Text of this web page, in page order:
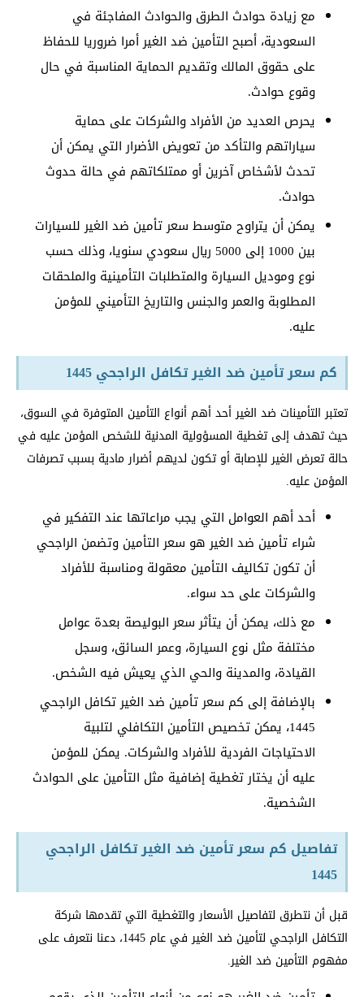
مع زيادة حوادث الطرق والحوادث المفاجئة في
السعودية، أصبح التأمين ضد الغير أمرا ضروريا للحفاظ
على حقوق المالك وتقديم الحماية المناسبة في حال
وقوع حوادث.
يحرص العديد من الأفراد والشركات على حماية
سياراتهم والتأكد من تعويض الأضرار التي يمكن أن
تحدث لأشخاص آخرين أو ممتلكاتهم في حالة حدوث
حوادث.
يمكن أن يتراوح متوسط سعر تأمين ضد الغير للسيارات
بين 1000 إلى 5000 ريال سعودي سنويا، وذلك حسب
نوع وموديل السيارة والمتطلبات التأمينية والملحقات
المطلوبة والعمر والجنس والتاريخ التأميني للمؤمن
عليه.
كم سعر تأمين ضد الغير تكافل الراجحي 1445
تعتبر التأمينات ضد الغير أحد أهم أنواع التأمين المتوفرة في السوق،
حيث تهدف إلى تغطية المسؤولية المدنية للشخص المؤمن عليه في
حالة تعرض الغير للإصابة أو تكون لديهم أضرار مادية بسبب تصرفات
المؤمن عليه.
أحد أهم العوامل التي يجب مراعاتها عند التفكير في
شراء تأمين ضد الغير هو سعر التأمين وتضمن الراجحي
أن تكون تكاليف التأمين معقولة ومناسبة للأفراد
والشركات على حد سواء.
مع ذلك، يمكن أن يتأثر سعر البوليصة بعدة عوامل
مختلفة مثل نوع السيارة، وعمر السائق، وسجل
القيادة، والمدينة والحي الذي يعيش فيه الشخص.
بالإضافة إلى كم سعر تأمين ضد الغير تكافل الراجحي
1445، يمكن تخصيص التأمين التكافلي لتلبية
الاحتياجات الفردية للأفراد والشركات. يمكن للمؤمن
عليه أن يختار تغطية إضافية مثل التأمين على الحوادث
الشخصية.
تفاصيل كم سعر تأمين ضد الغير تكافل الراجحي
1445
قبل أن نتطرق لتفاصيل الأسعار والتغطية التي تقدمها شركة
التكافل الراجحي لتأمين ضد الغير في عام 1445، دعنا نتعرف على
مفهوم التأمين ضد الغير.